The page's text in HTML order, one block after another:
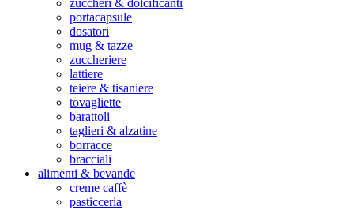
portacapsule
dosatori
mug & tazze
zuccheriere
lattiere
teiere & tisaniere
tovagliette
barattoli
taglieri & alzatine
borracce
bracciali
alimenti & bevande
creme caffè
pasticceria